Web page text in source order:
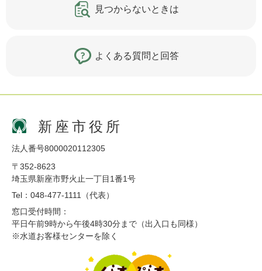
見つからないときは
よくある質問と回答
新座市役所
法人番号8000020112305
〒352-8623
埼玉県新座市野火止一丁目1番1号
Tel：048-477-1111（代表）
窓口受付時間：
平日午前9時から午後4時30分まで（出入口も同様）
※水道お客様センターを除く